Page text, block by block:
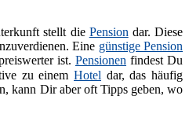
stellt die Pension dar. Diese
Eine günstige Pension
ist. Pensionen findest Du
zu einemHotel dar, das häufig
kann Dir aber oft Tipps geben, wo